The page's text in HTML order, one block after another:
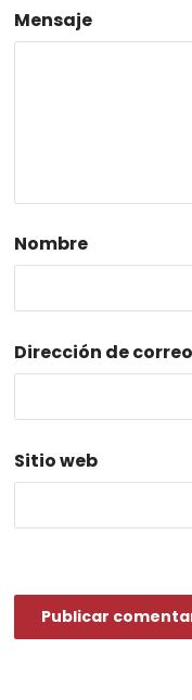
Mensaje
Nombre
Dirección de
Sitio web